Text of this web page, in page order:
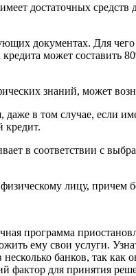
достаточных средств
документах. Для
может составить
знаний, может
в том случае, если
кредит.
в соответствии с
лицу, причем
программа
ему свои услуги.
банков, так как
фактор для принятия